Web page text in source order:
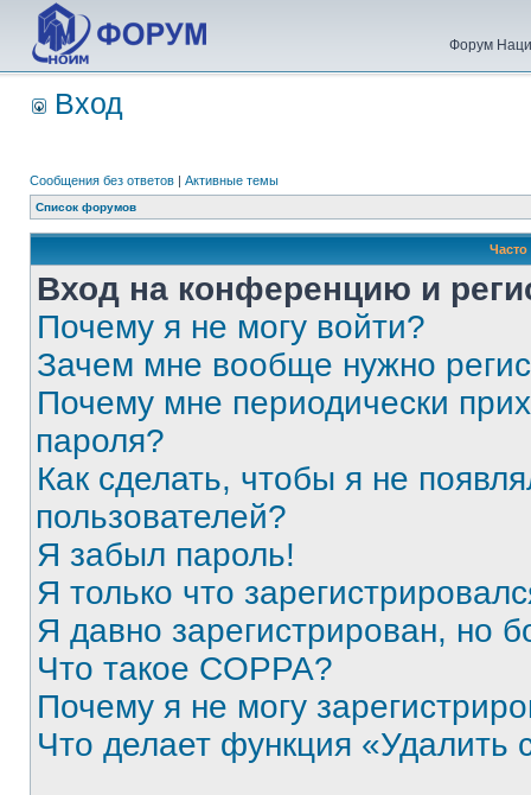
Форум
Вход
Сообщения без ответов | Активные темы
Список форумов
Вход на конференцию и
Почему я не могу войти?
Зачем мне вообще нужно
Почему мне периодически
пароля?
Как сделать, чтобы я не
пользователей?
Я забыл пароль!
Я только что
Я давно зарегистрирован, но
Что такое COPPA?
Почему я не могу
Что делает функция «Удалить